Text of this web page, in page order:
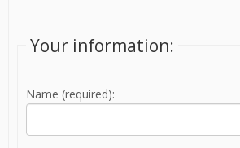
Your information:
Name (required):